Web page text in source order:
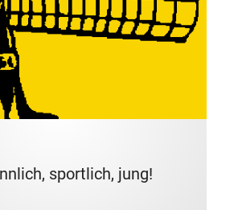
sportlich, jung!